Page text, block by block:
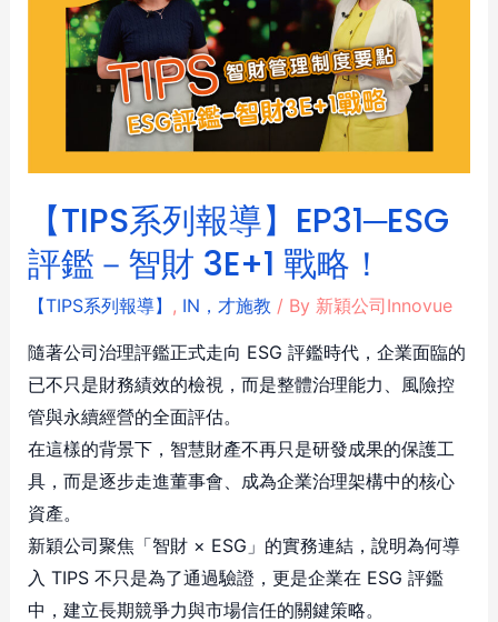
【TIPS系列報導】EP31─ESG
評鑑－智財 3E+1 戰略！
【TIPS系列報導】 , IN，才施教 / By 新穎公司Innovue
隨著公司治理評鑑正式走向 ESG 評鑑時代，企業面臨的
已不只是財務績效的檢視，而是整體治理能力、風險控
管與永續經營的全面評估。
在這樣的背景下，智慧財產不再只是研發成果的保護工
具，而是逐步走進董事會、成為企業治理架構中的核心
資產。
新穎公司聚焦「智財 × ESG」的實務連結，說明為何導
入 TIPS 不只是為了通過驗證，更是企業在 ESG 評鑑
中，建立長期競爭力與市場信任的關鍵策略。